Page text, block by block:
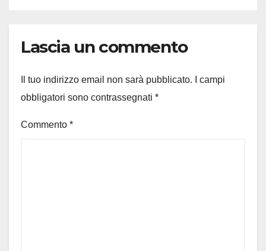
stampa. Nulla di nuovo in
inginocchiato!
Lascia un commento
Il tuo indirizzo email non sarà pubblicato.
I campi
obbligatori sono contrassegnati *
Commento *